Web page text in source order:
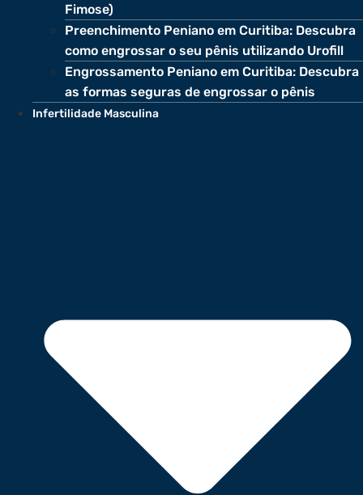
Fimose)
Preenchimento Peniano em Curitiba: Descubra
como engrossar o seu pênis utilizando Urofill
Engrossamento Peniano em Curitiba: Descubra
as formas seguras de engrossar o pênis
Infertilidade Masculina